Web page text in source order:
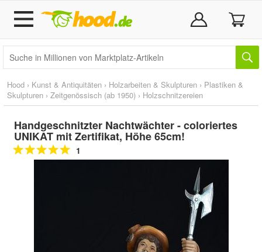
Hood › Kunst & Antiquitäten › Holzarbeiten & Skulpturen › Plastiken &
Skulpturen › Zeitgenössisch (ab 1950) › Holzschnitzereien
Handgeschnitzter Nachtwächter - coloriertes
UNIKAT mit Zertifikat, Höhe 65cm!
1